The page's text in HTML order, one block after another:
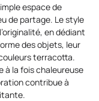
espace de
de partage. Le style
en dédiant
des objets, leur
terracotta.
à la fois chaleureuse
contribue à